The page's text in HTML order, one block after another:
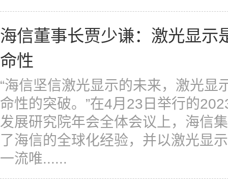
海信董事长贾少谦：激光显示
命性
“海信坚信激光显示的未来，激光显
命性的突破。”在4月23日举行的
发展研究院年会全体会议上，海信
了海信的全球化经验，并以激光显
一流唯......